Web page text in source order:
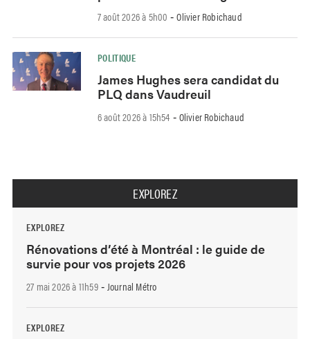
7 août 2026 à 5h00 -Olivier Robichaud
POLITIQUE
James Hughes sera candidat du
PLQ dans Vaudreuil
6 août 2026 à 15h54 - Olivier Robichaud
EXPLOREZ
EXPLOREZ
Rénovations d’été à Montréal : le guide de
survie pour vos projets 2026
27 mai 2026 à 11h59- Journal Métro
EXPLOREZ